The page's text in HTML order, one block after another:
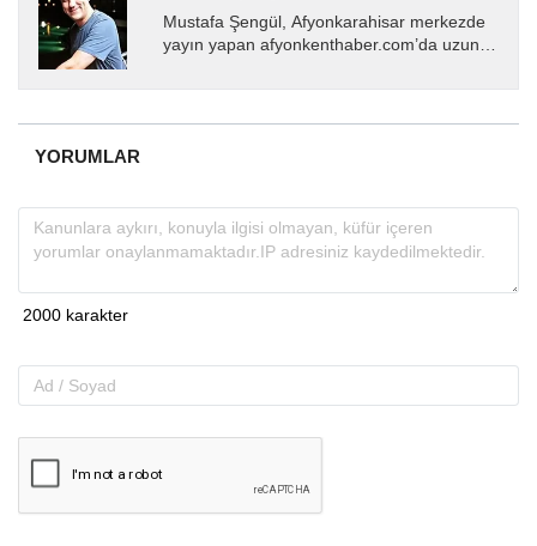
Mustafa Şengül, Afyonkarahisar merkezde
yayın yapan afyonkenthaber.com’da uzun
almakta, haber akışı...
YORUMLAR